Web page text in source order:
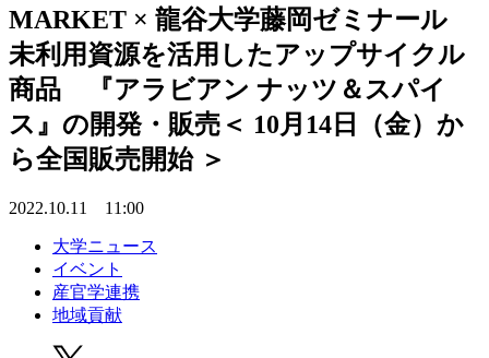
MARKET × 龍谷大学藤岡ゼミナール
未利用資源を活用したアップサイクル
商品 『アラビアン ナッツ＆スパイ
ス』の開発・販売＜ 10月14日（金）か
ら全国販売開始 ＞
2022.10.11 11:00
大学ニュース
イベント
産官学連携
地域貢献